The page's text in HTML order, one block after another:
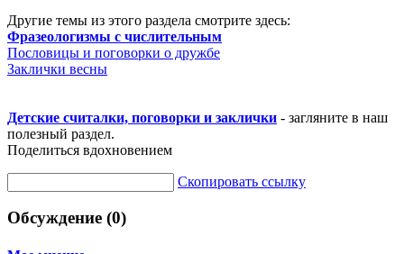
Другие темы из этого раздела смотрите здесь:
Фразеологизмы с числительным
Пословицы и поговорки о дружбе
Заклички весны
Детские считалки, поговорки и заклички - загляните в наш
полезный раздел.
Поделиться вдохновением
Скопировать ссылку
Обсуждение (0)